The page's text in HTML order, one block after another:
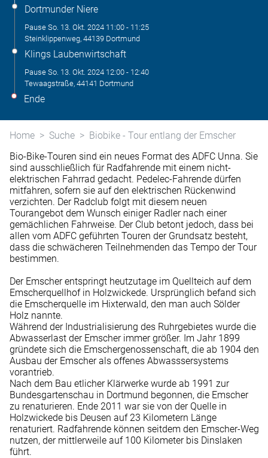
Dortmunder Niere
Pause So. 13. Okt. 2024 11:00 - 11:25
Steinklippenweg, 44139 Dortmund
Klings Laubenwirtschaft
Pause So. 13. Okt. 2024 12:00 - 12:40
Tewaagstraße, 44141 Dortmund
Ende
Home Suche
Biobike - Tour entlang der Emscher
Bio-Bike-Touren sind ein neues Format des ADFC Unna. Sie
sind ausschließlich für Radfahrende mit einem nicht-
elektrischen Fahrrad gedacht. Pedelec-Fahrende dürfen
mitfahren, sofern sie auf den elektrischen Rückenwind
verzichten. Der Radclub folgt mit diesem neuen
Tourangebot dem Wunsch einiger Radler nach einer
gemächlichen Fahrweise. Der Club betont jedoch, dass bei
allen vom ADFC geführten Touren der Grundsatz besteht,
dass die schwächeren Teilnehmenden das Tempo der Tour
bestimmen.
Der Emscher entspringt heutzutage im Quellteich auf dem
Emscherquellhof in Holzwickede. Ursprünglich befand sich
die Emscherquelle im Hixterwald, den man auch Sölder
Holz nannte.
Während der Industrialisierung des Ruhrgebietes wurde die
Abwasserlast der Emscher immer größer. Im Jahr 1899
gründete sich die Emschergenossenschaft, die ab 1904 den
Ausbau der Emscher als offenes Abwasssersystems
vorantrieb.
Nach dem Bau etlicher Klärwerke wurde ab 1991 zur
Bundesgartenschau in Dortmund begonnen, die Emscher
zu renaturieren. Ende 2011 war sie von der Quelle in
Holzwickede bis Deusen auf 23 Kilometern Länge
renaturiert. Radfahrende können seitdem den Emscher-Weg
nutzen, der mittlerweile auf 100 Kilometer bis Dinslaken
führt.